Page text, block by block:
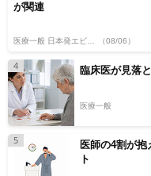
が関連
（08/06）
4 臨床医が見落
医療一般
5
医師の4割が
ト